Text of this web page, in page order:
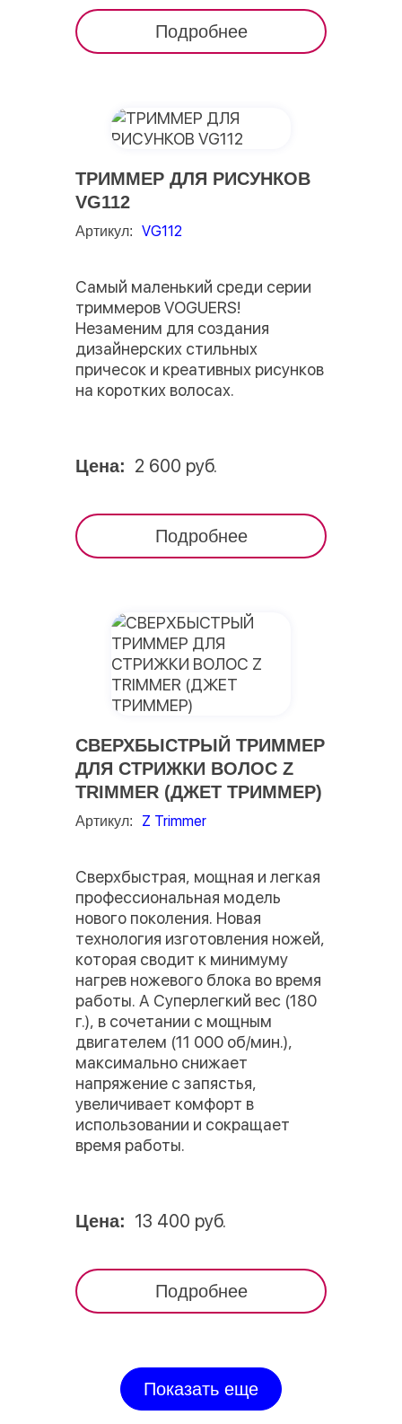
Подробнее
ТРИММЕР ДЛЯ РИСУНКОВ
VG112
Артикул: VG112
Самый маленький среди серии
триммеров VOGUERS!
Незаменим для создания
дизайнерских стильных
причесок и креативных рисунков
на коротких волосах.
Цена: 2 600 руб.
Подробнее
СВЕРХБЫСТРЫЙ ТРИММЕР
ДЛЯ СТРИЖКИ ВОЛОС Z
TRIMMER (ДЖЕТ ТРИММЕР)
Артикул: Z Trimmer
Сверхбыстрая, мощная и легкая
профессиональная модель
нового поколения. Новая
технология изготовления ножей,
которая сводит к минимуму
нагрев ножевого блока во время
работы. А Суперлегкий вес (180
г.), в сочетании с мощным
двигателем (11 000 об/мин.),
максимально снижает
напряжение с запястья,
увеличивает комфорт в
использовании и сокращает
время работы.
Цена: 13 400 руб.
Подробнее
Показать еще